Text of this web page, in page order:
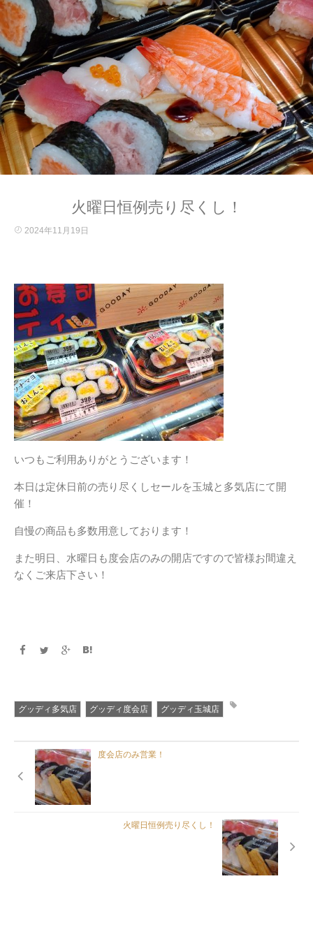
火曜日恒例売り尽くし！
2024年11月19日
いつもご利用ありがとうございます！
本日は定休日前の売り尽くしセールを玉城と多気店にて開
催！
自慢の商品も多数用意しております！
また明日、水曜日も度会店のみの開店ですので皆様お間違え
なくご来店下さい！
グッディ多気店 グッディ度会店 グッディ玉城店
度会店のみ営業！
火曜日恒例売り尽くし！